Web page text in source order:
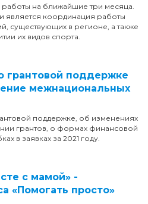
на ближайшие три месяца.
является координация работы
существующих в регионе, а также
их видов спорта.
грантовой поддержке
межнациональных
поддержке, об изменениях
грантов, о формах финансовой
в заявках за 2021 году.
с мамой» -
«Помогать просто»